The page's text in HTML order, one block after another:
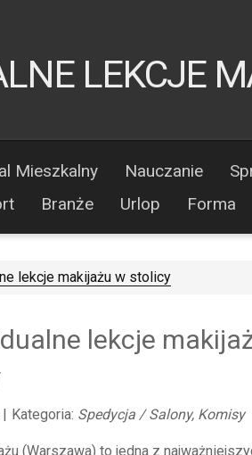
LEKCJE
Mieszkalny Nauczanie
Branże Urlop Forma
lekcje makijażu w stolicy
lekcje
| Kategoria: Spedycja / Salony, Komisy
(Warszawa) to jedna z